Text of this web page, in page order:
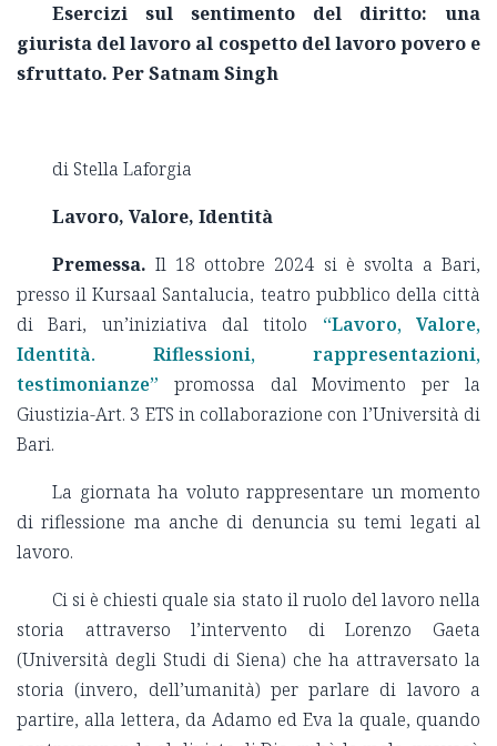
Esercizi sul sentimento del diritto: una
giurista del lavoro al cospetto del lavoro povero e
sfruttato. Per Satnam Singh
di Stella Laforgia
Lavoro, Valore, Identità
Premessa. Il 18 ottobre 2024 si è svolta a Bari,
presso il Kursaal Santalucia, teatro pubblico della città
di Bari, un’iniziativa dal titolo “Lavoro, Valore,
Identità. Riflessioni, rappresentazioni,
testimonianze” promossa dal Movimento per la
Giustizia-Art. 3 ETS in collaborazione con l’Università di
Bari.
La giornata ha voluto rappresentare un momento
di riflessione ma anche di denuncia su temi legati al
lavoro.
Ci si è chiesti quale sia stato il ruolo del lavoro nella
storia attraverso l’intervento di Lorenzo Gaeta
(Università degli Studi di Siena) che ha attraversato la
storia (invero, dell’umanità) per parlare di lavoro a
partire, alla lettera, da Adamo ed Eva la quale, quando